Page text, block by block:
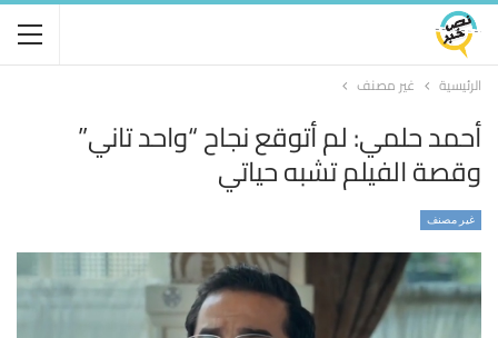
الرئيسية غير مصنف
أحمد حلمي: لم أتوقع نجاح “واحد تاني”
وقصة الفيلم تشبه حياتي
غير مصنف